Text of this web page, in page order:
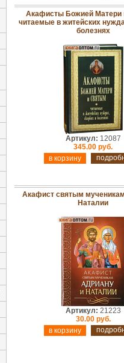
Акафисты Божией Матери
читаемые в житейских
болезнях
Артикул: 12087
345.00 руб.
Акафист святым
Наталии
Артикул: 21223
30.00 руб.